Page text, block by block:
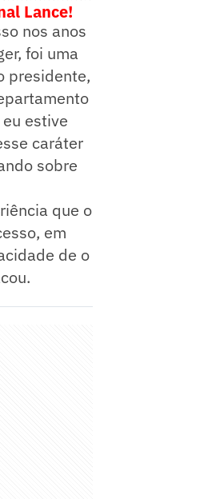
Lance!
nos anos
foi uma
presidente,
estive
caráter
sobre
que o
em
de o